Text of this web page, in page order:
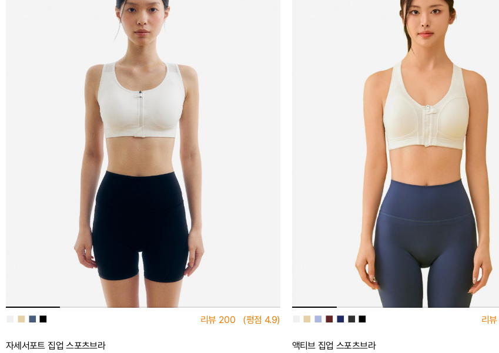
■ ■ ■ 리뷰 200 (평점 4.9)
자세서포트 집업 스포츠브라
■ ■ ■ ■ ■ ■ 리뷰
액티브 집업 스포츠브라